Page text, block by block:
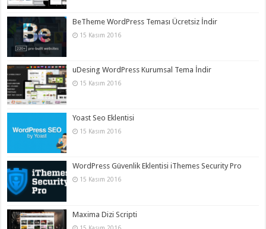
BeTheme WordPress Teması Ücretsiz İndir
15 Kasım 2016
uDesing WordPress Kurumsal Tema İndir
15 Kasım 2016
Yoast Seo Eklentisi
15 Kasım 2016
WordPress Güvenlik Eklentisi iThemes Security Pro
15 Kasım 2016
Maxima Dizi Scripti